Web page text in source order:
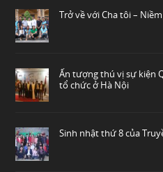
Trở về với Cha tôi –
Ấn tượng thú vị sự kiện
tổ chức ở Hà Nội
Sinh nhật thứ 8 của